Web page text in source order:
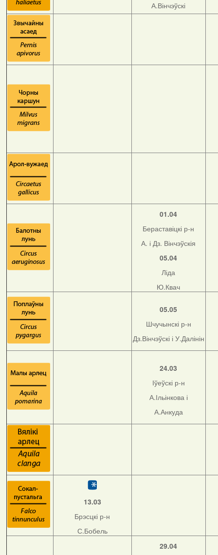
А.Вінчэўскі
01.04
Бераставіцкі р-н
А. і Дз. Вінчэўскія
05.04
Ліда
Ю.Квач
05.05
Шчучынскі р-н
Дз.Вінчэўскі і У.Далінін
24.03
Іўеўскі р-н
А.Ільінкова і
А.Анкуда
13.03
Брэсцкі р-н
С.Бобель
29.04